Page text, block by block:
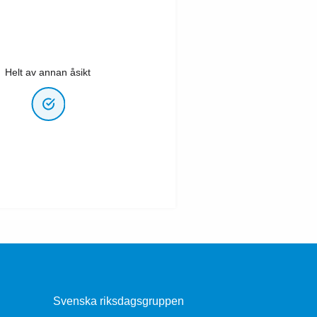
Helt av annan åsikt
Svenska riksdagsgruppen